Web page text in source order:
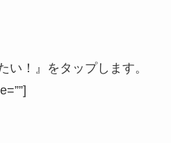
い！』をタップします。